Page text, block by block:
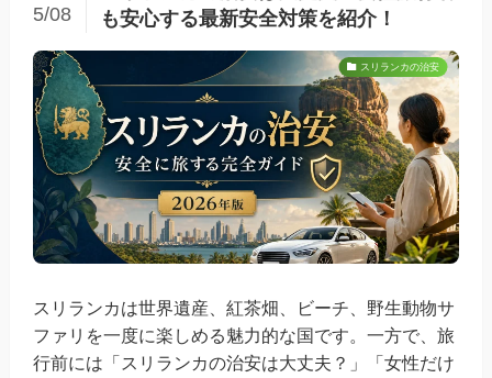
も安心する最新安全対策を紹介！
5/08
スリランカの治安
スリランカは世界遺産、紅茶畑、ビーチ、野生動物サ
ファリを一度に楽しめる魅力的な国です。一方で、旅
行前には「スリランカの治安は大丈夫？」「女性だけ